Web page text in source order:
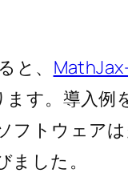
と、
す。導入例
トウェア
した。